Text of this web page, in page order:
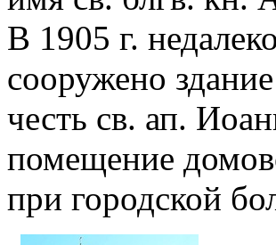
В 1905 г.
сооружено
честь св. ап.
помещение
при городской